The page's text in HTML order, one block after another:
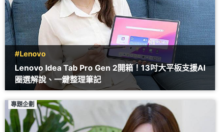
#Lenovo
Lenovo Idea Tab Pro Gen 2開箱！13吋大平板支援AI
圈選解說、一鍵整理筆記
專題企劃